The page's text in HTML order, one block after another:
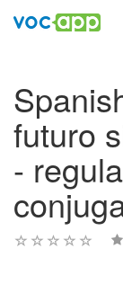
futuro
-